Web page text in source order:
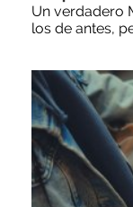
Un verdadero
los de antes,